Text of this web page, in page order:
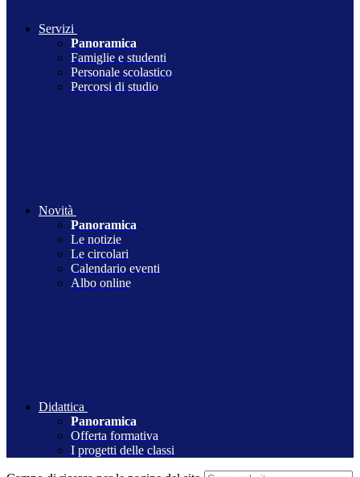
Servizi
Panoramica
Famiglie e studenti
Personale scolastico
Percorsi di studio
Novità
Panoramica
Le notizie
Le circolari
Calendario eventi
Albo online
Didattica
Panoramica
Offerta formativa
I progetti delle classi